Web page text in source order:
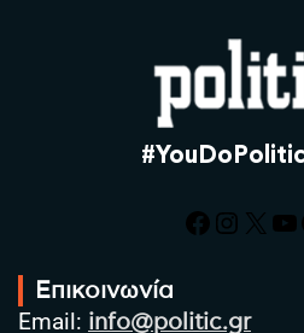
X
Επικοινωνία
Email: info@politic.gr